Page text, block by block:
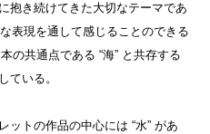
抱き続けてきた大切なテーマであ
表現を通して感じることのできる
の共通点である “海” と共存する
ている。
ットの作品の中心には “水” があ